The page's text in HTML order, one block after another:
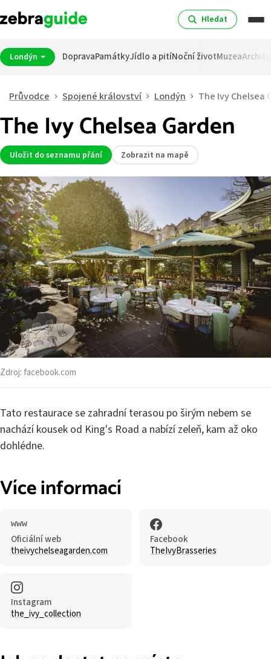
Hledat
Londýn DopravaPamátkyJídlo a pitíNoční životMuzea
Průvodce Spojené království Londýn The Ivy Chelsea
The Ivy Chelsea Garden
Uložit do seznamu přání Zobrazit na mapě
Zdroj:facebook.com
Tato restaurace se zahradní terasou po širým nebem se
nachází kousek od King's Road a nabízí zeleň, kam až oko
dohlédne.
Více informací
Oficiální web
theivychelseagarden.com
Facebook
TheIvyBrasseries
Instagram
the_ivy_collection